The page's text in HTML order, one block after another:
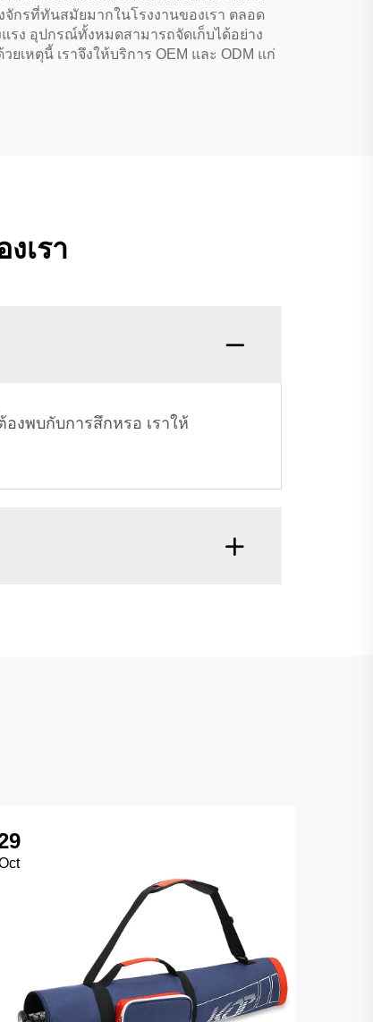
จักรที่ทันสมัยมากในโรงงานของเรา ตลอด
ง อุปกรณ์ทั้งหมดสามารถจัดเก็บได้อย่าง
เหตุนี้ เราจึงให้บริการ OEM และ ODM แก่
เรา
งพบกับการสึกหรอ เราให้